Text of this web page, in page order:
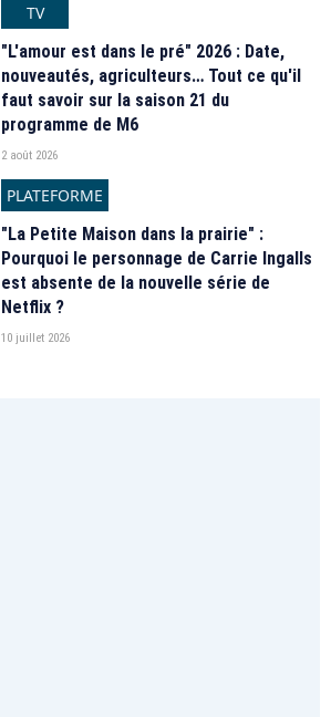
TV
"L'amour est dans le pré" 2026 : Date,
nouveautés, agriculteurs… Tout ce qu'il
faut savoir sur la saison 21 du
programme de M6
2 août 2026
PLATEFORME
"La Petite Maison dans la prairie" :
Pourquoi le personnage de Carrie Ingalls
est absente de la nouvelle série de
Netflix ?
10 juillet 2026